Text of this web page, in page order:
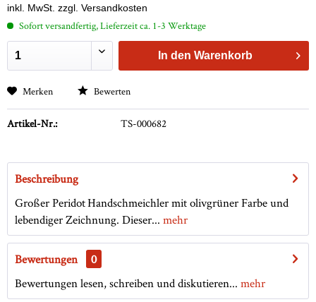
inkl. MwSt. zzgl. Versandkosten
Sofort versandfertig, Lieferzeit ca. 1-3 Werktage
In den Warenkorb
Merken Bewerten
Artikel-Nr.: TS-000682
Beschreibung
Großer Peridot Handschmeichler mit olivgrüner Farbe und
lebendiger Zeichnung. Dieser... mehr
Bewertungen
0
Bewertungen lesen, schreiben und diskutieren... mehr